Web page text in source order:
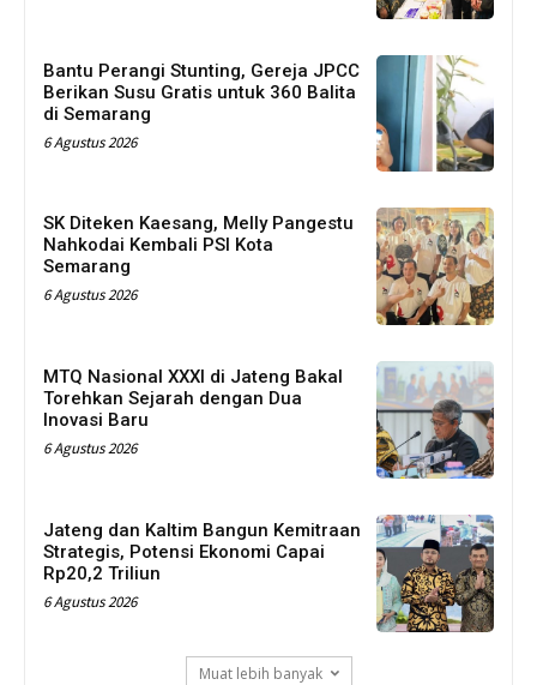
Bantu Perangi Stunting, Gereja JPCC
Berikan Susu Gratis untuk 360 Balita
di Semarang
6 Agustus 2026
SK Diteken Kaesang, Melly Pangestu
Nahkodai Kembali PSI Kota
Semarang
6 Agustus 2026
MTQ Nasional XXXI di Jateng Bakal
Torehkan Sejarah dengan Dua
Inovasi Baru
6 Agustus 2026
Jateng dan Kaltim Bangun Kemitraan
Strategis, Potensi Ekonomi Capai
Rp20,2 Triliun
6 Agustus 2026
Muat lebih banyak